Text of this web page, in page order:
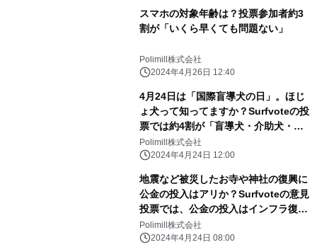
スマホの対象年齢は？投票参加者約3
割が「いくら早くても問題ない」
Polimill株式会社
2024年4月26日 12:40
4月24日は「国際盲導犬の日」。ほじ
ょ犬って知ってますか？Surfvoteの投
票では約4割が「盲導犬・介助犬・聴
導犬と3つのタイプがいたこと」を知
らなかったと回答。
Polimill株式会社
2024年4月24日 12:00
地震など被災したお寺や神社の復興に
公金の投入はアリか？Surfvoteの意見
投票では、公金の投入はインフラ復旧
など他のことを優先すべきだと58.5％
が「反対」を表明。賛成は24.4％にと
Polimill株式会社
2024年4月24日 08:00